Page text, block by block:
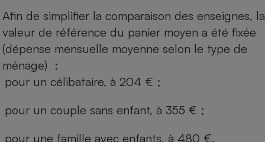
Afin de simplifier la comparaison des enseignes, la
valeur de référence du panier moyen a été fixée
(dépense mensuelle moyenne selon le type de
ménage) :
pour un célibataire, à 204 € ;
pour un couple sans enfant, à 355 € ;
pour une famille avec enfants, à 480 €.